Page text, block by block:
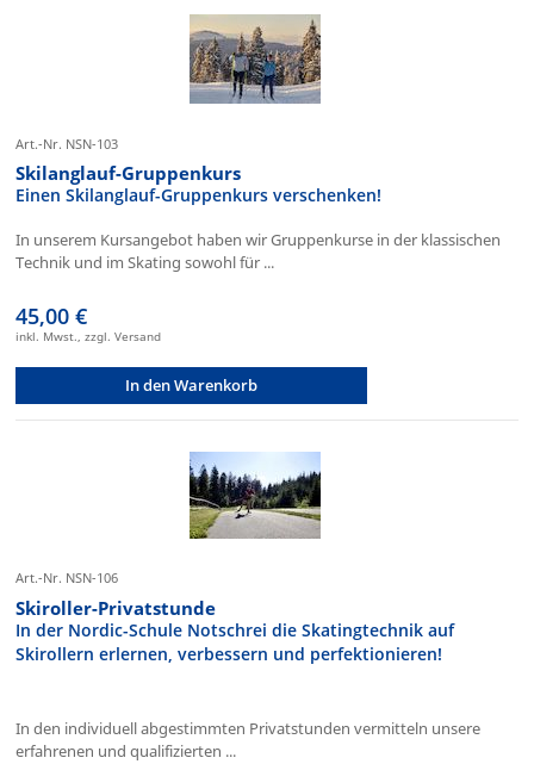
Art.-Nr. NSN-103
Skilanglauf-Gruppenkurs
Einen Skilanglauf-Gruppenkurs verschenken!
In unserem Kursangebot haben wir Gruppenkurse in der klassischen
Technik und im Skating sowohl für ...
45,00 €
inkl. Mwst., zzgl. Versand
In den Warenkorb
Art.-Nr. NSN-106
Skiroller-Privatstunde
In der Nordic-Schule Notschrei die Skatingtechnik auf
Skirollern erlernen, verbessern und perfektionieren!
In den individuell abgestimmten Privatstunden vermitteln unsere
erfahrenen und qualifizierten ...